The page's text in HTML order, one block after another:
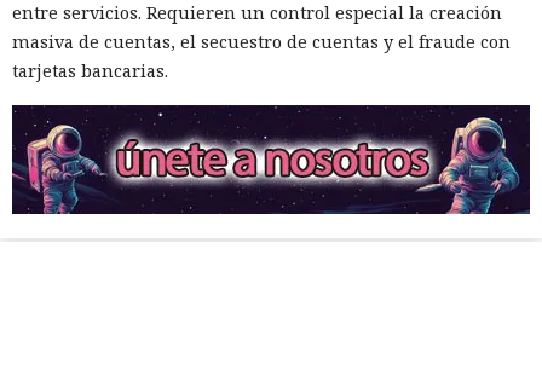
entre servicios. Requieren un control especial la creación
masiva de cuentas, el secuestro de cuentas y el fraude con
tarjetas bancarias.